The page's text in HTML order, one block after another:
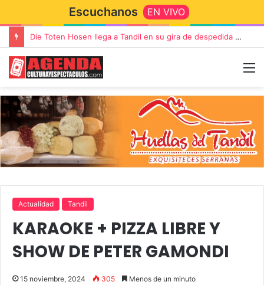
Escuchanos EN VIVO
Die Toten Hosen llega a Tandil en su gira de despedida «Fútbol, Asado, Vino y Adiós Amigos»
Actualidad Tandil
KARAOKE + PIZZA LIBRE Y
SHOW DE PETER GAMONDI
15 noviembre, 2024 305 Menos de un minuto